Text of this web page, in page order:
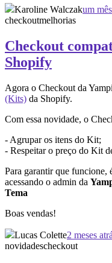
Karoline Walczakum
checkoutmelhorias
Checkout
Shopify
Agora o Checkout da
(Kits) da Shopify.
Com essa novidade, o
- Agrupar os itens do Kit;
- Respeitar o preço do Kit
Para garantir que funcione,
acessando o admin da
Tema
Boas vendas!
Lucas Colette2 meses
novidadescheckout